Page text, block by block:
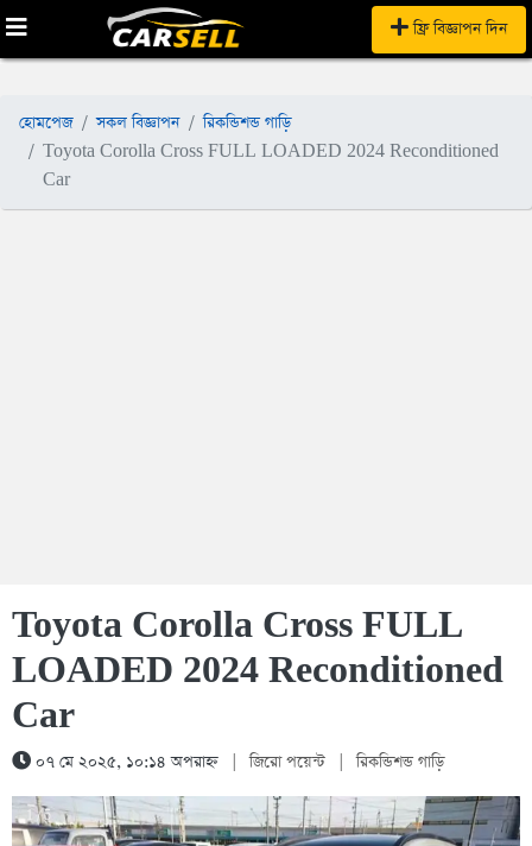
ফ্রি বিজ্ঞাপন দিন
হোমপেজ সকল বিজ্ঞাপন
রিকন্ডিশন্ড গাড়ি
Toyota Corolla Cross FULL LOADED 2024 Reconditioned
Car
Toyota Corolla Cross FULL
LOADED 2024 Reconditioned
Car
০৭ মে ২০২৫, ১০:১৪ অপরাহ্ন জিরো পয়েন্ট রিকন্ডিশন্ড গাড়ি
1 / 5